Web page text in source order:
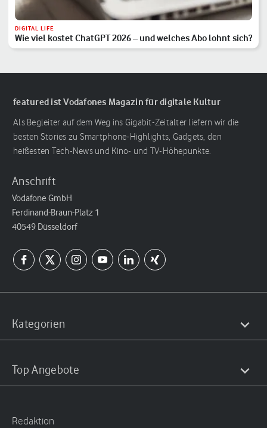
DIGITAL LIFE
Wie viel kostet ChatGPT 2026 – und welches Abo lohnt sich?
featured ist Vodafones Magazin für digitale Kultur
Als Begleiter auf dem Weg ins Gigabit-Zeitalter liefern wir die
besten Stories zu Smartphone-Highlights, Gadgets, den
heißesten Tech-News und Kino- und TV-Höhepunkte.
Anschrift
Vodafone GmbH
Ferdinand-Braun-Platz 1
40549 Düsseldorf
Kategorien
Top Angebote
Redaktion